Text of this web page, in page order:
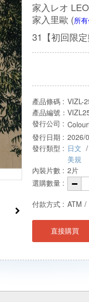
家入レオ
家入里歐 (所
31【初回限
產品條碼 : VIZL-
產品編號：
發行公司 :
發行日期 : 2026/
發行類型 : 日文 /
美規
內裝片數 : 2片
選購數量 :
付款方式 : ATM /
直接購買